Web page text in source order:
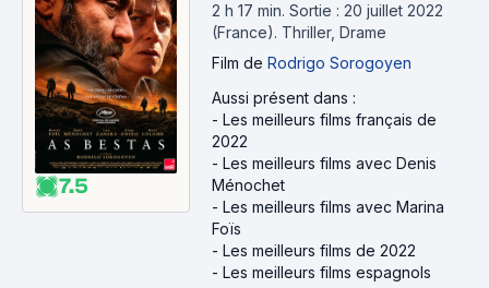
7.5
2 h 17 min. Sortie : 20 juillet 2022
(France). Thriller, Drame
Film de Rodrigo Sorogoyen
Aussi présent dans :
- Les meilleurs films français de
2022
- Les meilleurs films avec Denis
Ménochet
- Les meilleurs films avec Marina
Foïs
- Les meilleurs films de 2022
- Les meilleurs films espagnols